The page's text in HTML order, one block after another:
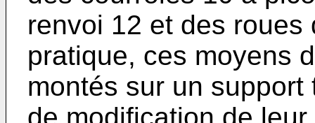
renvoi 12 et des
pratique, ces moyens
montés sur un